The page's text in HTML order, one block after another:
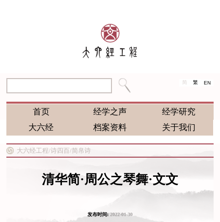
简 繁 EN
首页 经学之声
经学研究
大六经
档案资料 关于我们
大六经工程/诗四百/简帛诗
清华简·周公之琴舞·文文
发布时间:2022-01-30